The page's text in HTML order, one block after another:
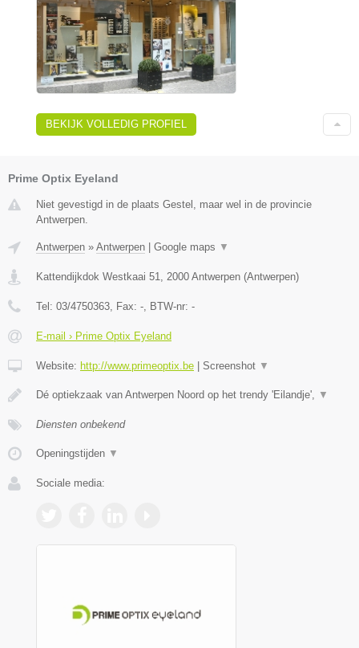
BEKIJK VOLLEDIG PROFIEL
Prime Optix Eyeland
Niet gevestigd in de plaats Gestel, maar wel in de provincie
Antwerpen.
Antwerpen » Antwerpen Google maps ▼
Kattendijkdok Westkaai 51, 2000 Antwerpen (Antwerpen)
Tel: 03/4750363, Fax: -, BTW-nr: -
E-mail › Prime Optix Eyeland
Website: http://www.primeoptix.be Screenshot ▼
Dé optiekzaak van Antwerpen Noord op het trendy 'Eilandje', ▼
Diensten onbekend
Openingstijden ▼
Sociale media: